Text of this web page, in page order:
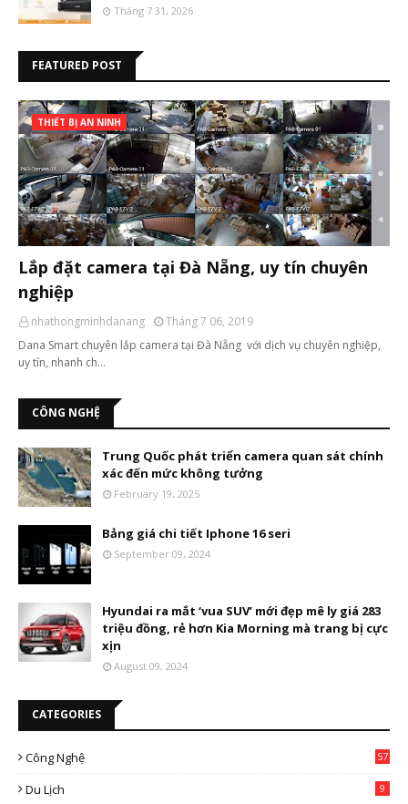
Tháng 7 31, 2026
FEATURED POST
THIẾT BỊ AN NINH
Lắp đặt camera tại Đà Nẵng, uy tín chuyên
nghiệp
nhathongminhdanang
Tháng 7 06, 2019
Dana Smart chuyên lắp camera tại Đà Nẵng với dịch vụ chuyên nghiệp,
uy tín, nhanh ch…
CÔNG NGHỆ
Trung Quốc phát triển camera quan sát chính
xác đến mức không tưởng
February 19, 2025
Bảng giá chi tiết Iphone 16 seri
September 09, 2024
Hyundai ra mắt ‘vua SUV’ mới đẹp mê ly giá 283
triệu đồng, rẻ hơn Kia Morning mà trang bị cực
xịn
August 09, 2024
CATEGORIES
Công Nghệ 57
Du Lịch 9